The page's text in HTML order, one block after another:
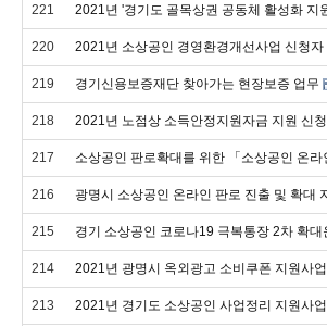
221 2021년 '경기도 골목상권 공동체 활성화 지
220 2021년 소상공인 경영환경개선사업 신청자
219 경기신용보증재단 찾아가는 현장보증 업무
218 2021년 노점상 소득안정지원자금 지원 신
217 소상공인 판로확대를 위한 「소상공인 온라
216 광명시 소상공인 온라인 판로 진출 및 확대
215 경기 소상공인 코로나19 극복통장 2차 확대
214 2021년 광명시 옥외광고 소비쿠폰 지원사업
213 2021년 경기도 소상공인 사업정리 지원사